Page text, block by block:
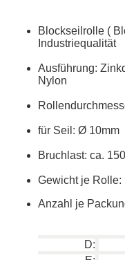
Blockseilrolle (
Industriequalität
Ausführung:
Nylon
für Seil: Ø 10mm
Bruchlast: ca.
Gewicht je Rolle:
Anzahl je
D: